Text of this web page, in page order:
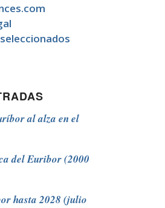
al alza en el
del Euribor (2000
hasta 2028 (julio